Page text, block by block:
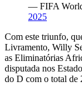
— FIFA
2025
Com este triunfo,
Livramento, Willy
as Eliminatórias
disputada nos
do D com o total de